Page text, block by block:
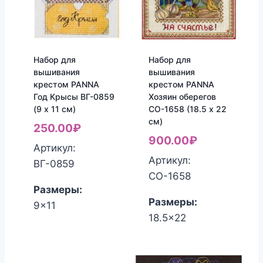
Набор для
вышивания
крестом PANNA
Год Крысы ВГ-0859
(9 x 11 см)
250.00₽
Артикул:
ВГ-0859
Размеры:
9x11
Набор для
вышивания
крестом PANNA
Хозяин оберегов
СО-1658 (18.5 x 22
см)
900.00₽
Артикул:
СО-1658
Размеры:
18.5x22